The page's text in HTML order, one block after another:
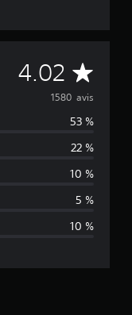
4.02 M
o
y
e
n
d
1580 avis
53 %
22 %
10 %
5 %
10 %